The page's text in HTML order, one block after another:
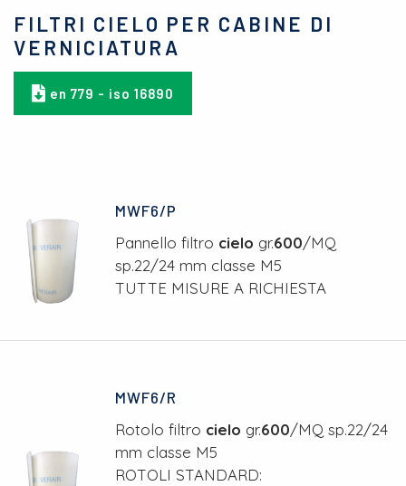
FILTRI CIELO PER CABINE DI
VERNICIATURA
en 779 - iso 16890
MWF6/P
Pannello filtro cielo gr.600/MQ
sp.22/24 mm classe M5
TUTTE MISURE A RICHIESTA
MWF6/R
Rotolo filtro cielo gr.600/MQ sp.22/24
mm classe M5
ROTOLI STANDARD: